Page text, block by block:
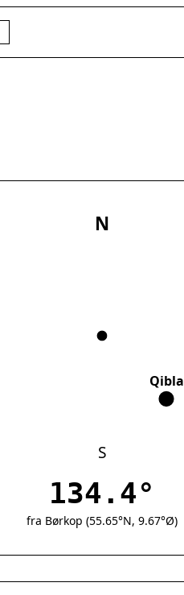
N
S
Qibla
134.4°
fra Børkop (55.65°N, 9.67°Ø)